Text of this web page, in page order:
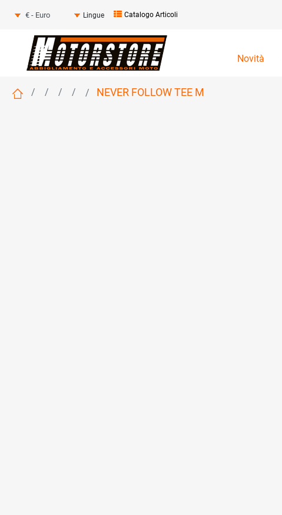
Seleziona una valuta
Lingue Catalogo Articoli
Novità
NEVER FOLLOW TEE M